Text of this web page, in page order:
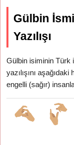
Gülbin
Yazılışı
Gülbin isiminin Türk
yazılışını
engelli (sağır)